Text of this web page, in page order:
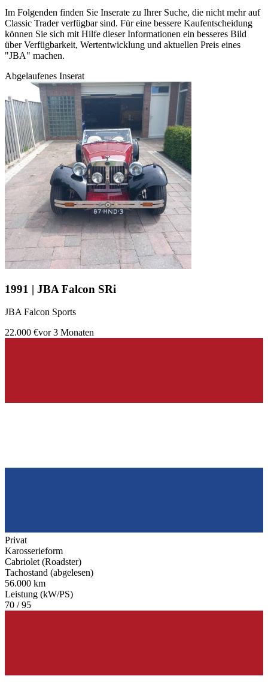
Im Folgenden finden Sie Inserate zu Ihrer Suche, die nicht mehr auf
Classic Trader verfügbar sind. Für eine bessere Kaufentscheidung
können Sie sich mit Hilfe dieser Informationen ein besseres Bild
über Verfügbarkeit, Wertentwicklung und aktuellen Preis eines
"JBA" machen.
Abgelaufenes Inserat
1991 | JBA Falcon SRi
JBA Falcon Sports
22.000 €vor 3 Monaten
Privat
Karosserieform
Cabriolet (Roadster)
Tachostand (abgelesen)
56.000 km
Leistung (kW/PS)
70 / 95